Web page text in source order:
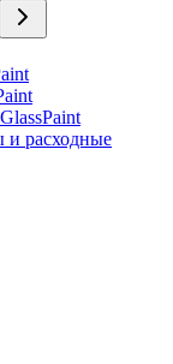
и расходные